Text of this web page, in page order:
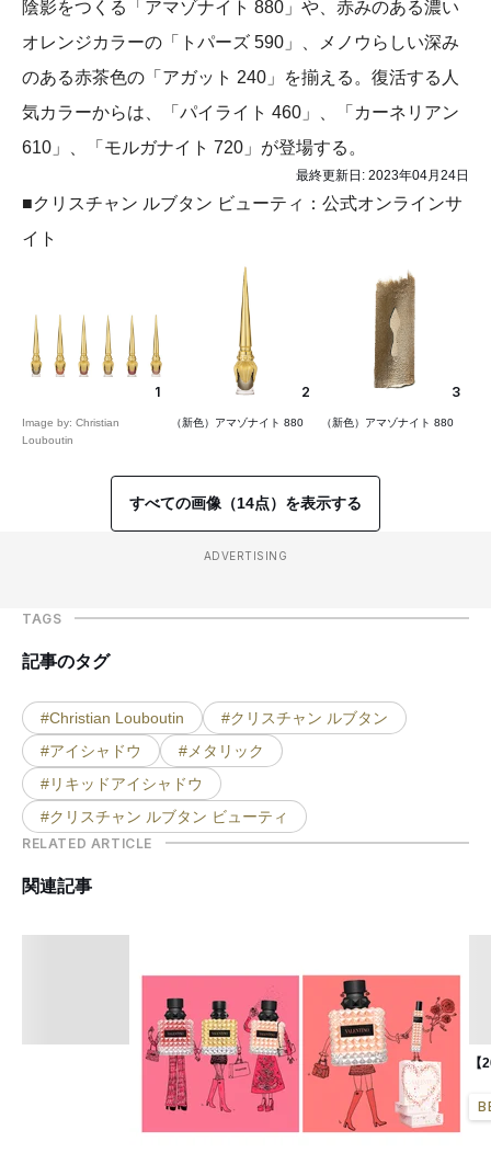
陰影をつくる「アマゾナイト 880」や、赤みのある濃い
オレンジカラーの「トパーズ 590」、メノウらしい深み
のある赤茶色の「アガット 240」を揃える。復活する人
気カラーからは、「パイライト 460」、「カーネリアン
610」、「モルガナイト 720」が登場する。
最終更新日: 2023年04月24日
■クリスチャン ルブタン ビューティ：公式オンラインサ
イト
1
Image by: Christian
Louboutin
2
（新色）アマゾナイト 880
3
（新色）アマゾナイト 880
すべての画像（14点）を表示する
ADVERTISING
TAGS
記事のタグ
#Christian Louboutin
#クリスチャン ルブタン
#アイシャドウ
#メタリック
#リキッドアイシャドウ
#クリスチャン ルブタン ビューティ
RELATED ARTICLE
関連記事